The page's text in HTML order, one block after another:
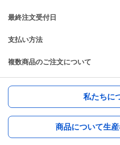
最終注文受付日
支払い方法
複数商品のご注文について
私たちに
商品について生